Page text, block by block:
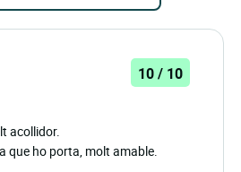
10 / 10
acollidor.
que ho porta, molt amable.